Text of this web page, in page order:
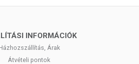
INFORMÁCIÓK
Árak
Átvételi pontok